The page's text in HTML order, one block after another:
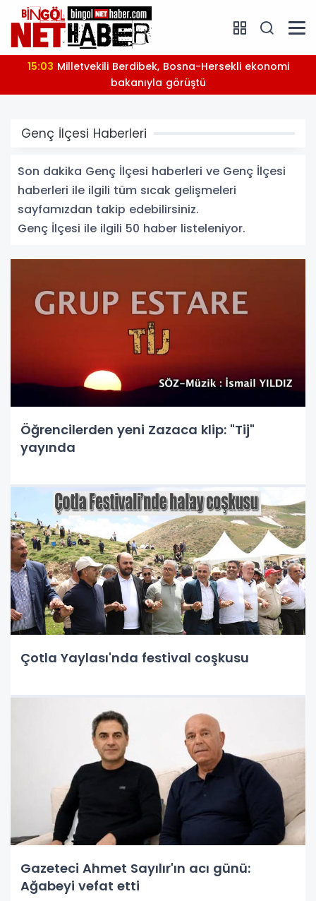
14:47
incelendi
Genç İlçesi Haberleri
Son dakika Genç İlçesi haberleri ve Genç İlçesi
haberleri ile ilgili tüm sıcak gelişmeleri
sayfamızdan takip edebilirsiniz.
Genç İlçesi ile ilgili 50 haber listeleniyor.
Öğrencilerden yeni Zazaca klip: "Tij"
yayında
Çotla Yaylası'nda festival coşkusu
Gazeteci Ahmet Sayılır'ın acı günü:
Ağabeyi vefat etti